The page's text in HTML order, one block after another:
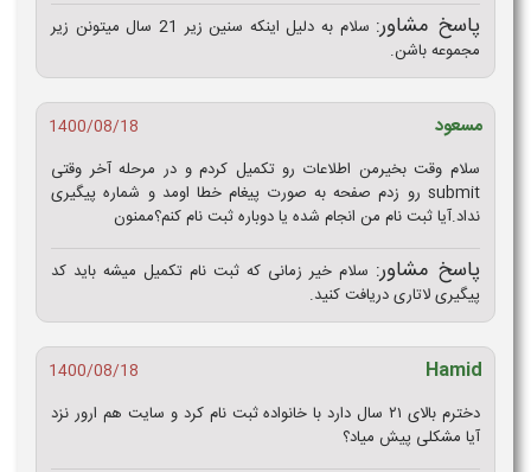
پاسخ مشاور:
سلام به دلیل اینکه سنین زیر 21 سال میتونن زیر
مجموعه باشن.
مسعود
1400/08/18
سلام وقت بخیرمن اطلاعات رو تکمیل کردم و در مرحله آخر وقتی
submit رو زدم صفحه به صورت پیغام خطا اومد و شماره پیگیری
نداد.آیا ثبت نام من انجام شده یا دوباره ثبت نام کنم؟ممنون
پاسخ مشاور: سلام خیر زمانی که ثبت نام تکمیل میشه باید کد
پیگیری لاتاری دریافت کنید.
Hamid
1400/08/18
دخترم بالای ۲۱ سال دارد با خانواده ثبت نام کرد و سایت هم ارور نزد
آیا مشکلی پیش میاد؟